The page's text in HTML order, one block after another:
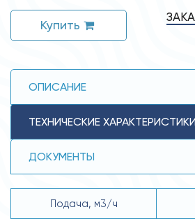
Купить
ОПИСАНИЕ
ТЕХНИЧЕСКИЕ ХАРАКТЕРИСТИКИ
ДОКУМЕНТЫ
Подача, м3/ч